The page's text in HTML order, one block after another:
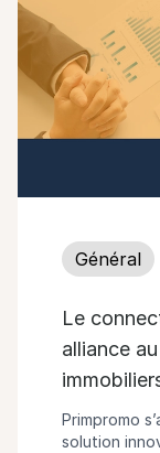
Général
Le
alliance
Primpromo
solution